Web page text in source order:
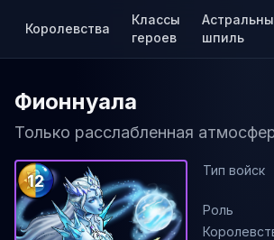
Королевства
Классы
героев
шпиль
Фионнуала
Только расслабленная
12
Тип войск
Роль